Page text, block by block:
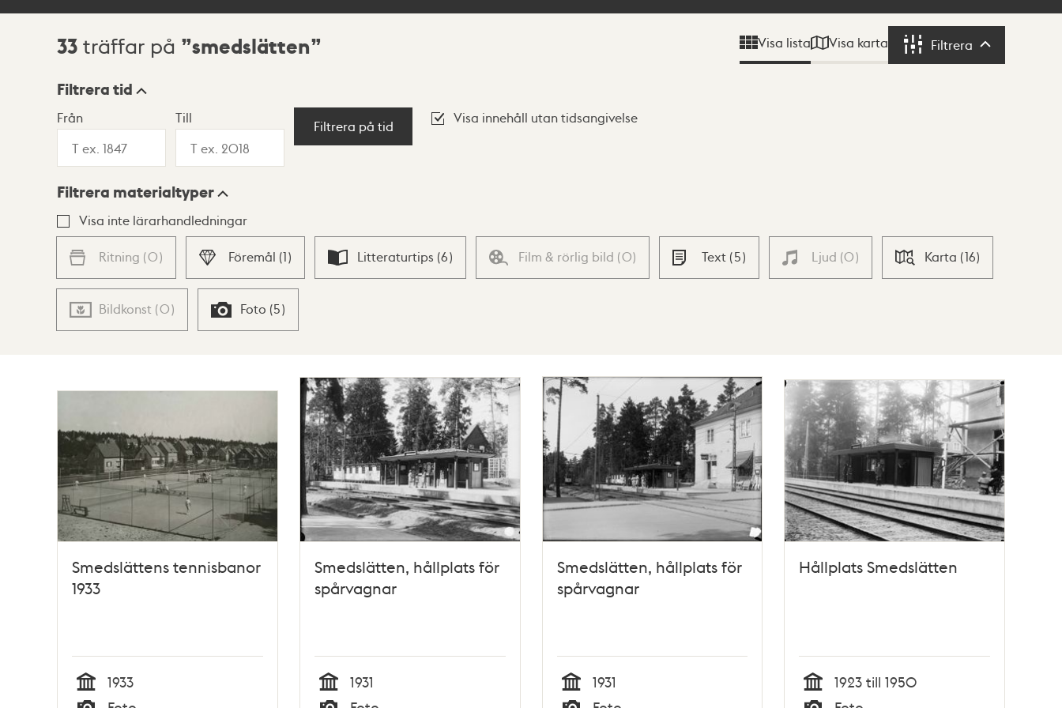
Sökresultat
33 träffar på smedslätten Visa lista Visa karta Filtrera Filtrera
Visningsläge
Lista Karta
Filtrera tid
Från Till
Filtrera på tid
Visa innehåll utan tidsangivelse
Filtrera materialtyper
Visa inte lärarhandledningar
Ritning (0) Föremål (1) Litteraturtips (6) Film & rörlig bild (0) Text (5) Ljud (0) Karta (16)
Bildkonst (0) Foto (5)
Smedslättens tennisbanor
1933
Tid
1933
Smedslätten, hållplats för
spårvagnar
Tid
1931
Smedslätten, hållplats för
spårvagnar
Tid
1931
Hållplats Smedslätten
Tid
1923 till 1950